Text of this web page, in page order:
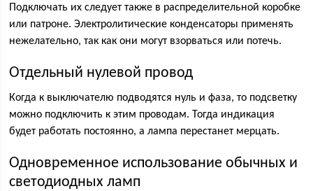
Подключать их следует также в распределительной коробке
или патроне. Электролитические конденсаторы применять
нежелательно, так как они могут взорваться или потечь.
Отдельный нулевой провод
Когда к выключателю подводятся нуль и фаза, то подсветку
можно подключить к этим проводам. Тогда индикация
будет работать постоянно, а лампа перестанет мерцать.
Одновременное использование обычных и
светодиодных ламп